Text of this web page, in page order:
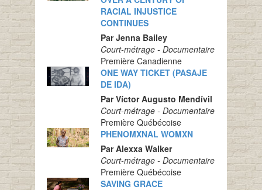
RACIAL INJUSTICE
CONTINUES
Par Jenna Bailey
Court-métrage - Documentaire
Première Canadienne
ONE WAY TICKET (PASAJE
DE IDA)
Par Víctor Augusto Mendívil
Court-métrage - Documentaire
Première Québécoise
PHENOMXNAL WOMXN
Par Alexxa Walker
Court-métrage - Documentaire
Première Québécoise
SAVING GRACE